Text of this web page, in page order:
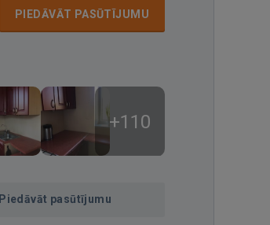
PIEDĀVĀT PASŪTĪJUMU
+110
Piedāvāt pasūtījumu